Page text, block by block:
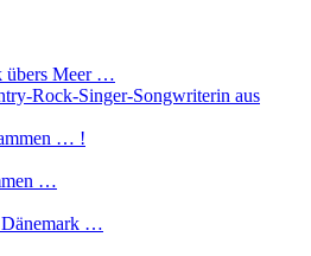
übers Meer …
Rock-Singer-Songwriterin aus
… !
…
…